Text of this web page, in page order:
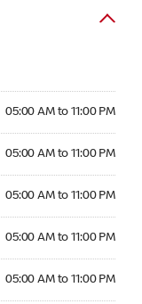
05:00 AM to 11:00 PM
05:00 AM to 11:00 PM
05:00 AM to 11:00 PM
05:00 AM to 11:00 PM
05:00 AM to 11:00 PM